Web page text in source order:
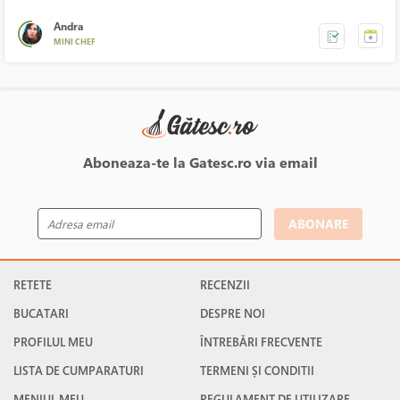
Andra
MINI CHEF
Aboneaza-te la Gatesc.ro via email
ABONARE
RETETE
BUCATARI
PROFILUL MEU
LISTA DE CUMPARATURI
RECENZII
DESPRE NOI
ÎNTREBĂRI FRECVENTE
TERMENI ȘI CONDITII